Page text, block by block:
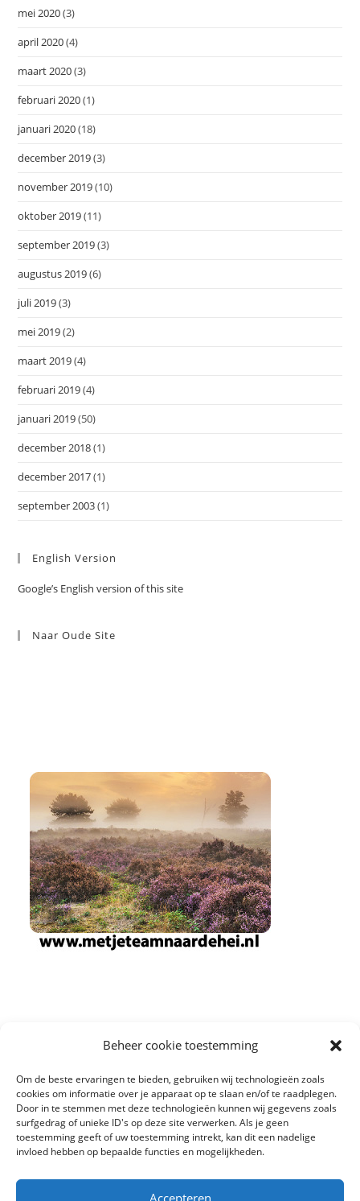
Beheer cookie toestemming
Om de beste ervaringen te bieden, gebruiken wij technologieën zoals
cookies om informatie over je apparaat op te slaan en/of te raadplegen.
Door in te stemmen met deze technologieën kunnen wij gegevens zoals
surfgedrag of unieke ID's op deze site verwerken. Als je geen
toestemming geeft of uw toestemming intrekt, kan dit een nadelige
invloed hebben op bepaalde functies en mogelijkheden.
Accepteren
mei 2020(3)
april 2020(4)
maart 2020(3)
februari 2020(1)
januari 2020(18)
december 2019(3)
november 2019(10)
oktober 2019(11)
september 2019(3)
augustus 2019(6)
juli 2019(3)
mei 2019(2)
maart 2019(4)
februari 2019(4)
januari 2019(50)
december 2018(1)
december 2017(1)
september 2003(1)
English Version
Google’s English version of this site
Naar Oude Site